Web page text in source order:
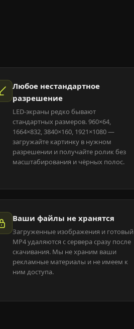
Любое нестандартное
разрешение
LED-экраны редко бывают
стандартных размеров. 960×64,
1664×832, 3840×160, 1921×1080 —
загружайте картинку в нужном
разрешении и получайте ролик без
масштабирования и чёрных полос.
Ваши файлы не хранятся
Загруженные изображения и готовый
MP4 удаляются с сервера сразу после
скачивания. Мы не храним ваши
рекламные материалы и не имеем к
ним доступа.